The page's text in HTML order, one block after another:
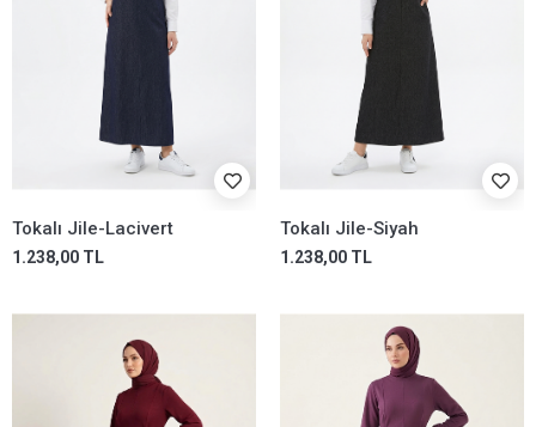
Tokalı Jile-Lacivert
1.238,00 TL
Tokalı Jile-Siyah
1.238,00 TL